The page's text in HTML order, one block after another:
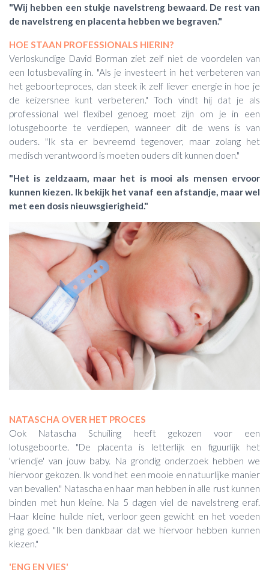
"Wij hebben een stukje navelstreng bewaard. De rest van
de navelstreng en placenta hebben we begraven."
HOE STAAN PROFESSIONALS HIERIN?
Verloskundige David Borman ziet zelf niet de voordelen van
een lotusbevalling in. "Als je investeert in het verbeteren van
het geboorteproces, dan steek ik zelf liever energie in hoe je
de keizersnee kunt verbeteren." Toch vindt hij dat je als
professional wel flexibel genoeg moet zijn om je in een
lotusgeboorte te verdiepen, wanneer dit de wens is van
ouders. "Ik sta er bevreemd tegenover, maar zolang het
medisch verantwoord is moeten ouders dit kunnen doen."
"Het is zeldzaam, maar het is mooi als mensen ervoor
kunnen kiezen. Ik bekijk het vanaf een afstandje, maar wel
met een dosis nieuwsgierigheid."
NATASCHA OVER HET PROCES
Ook Natascha Schuiling heeft gekozen voor een
lotusgeboorte. "De placenta is letterlijk en figuurlijk het
'vriendje' van jouw baby. Na grondig onderzoek hebben we
hiervoor gekozen. Ik vond het een mooie en natuurlijke manier
van bevallen." Natascha en haar man hebben in alle rust kunnen
binden met hun kleine. Na 5 dagen viel de navelstreng eraf.
Haar kleine huilde niet, verloor geen gewicht en het voeden
ging goed. "Ik ben dankbaar dat we hiervoor hebben kunnen
kiezen."
'ENG EN VIES'